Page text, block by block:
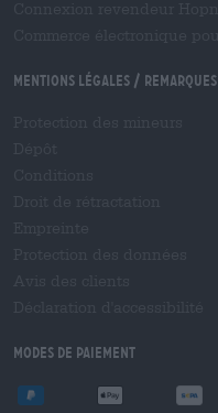
Mentions légales / Remarques
Modes de paiement